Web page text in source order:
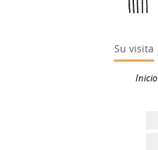
Su visita
Inicio